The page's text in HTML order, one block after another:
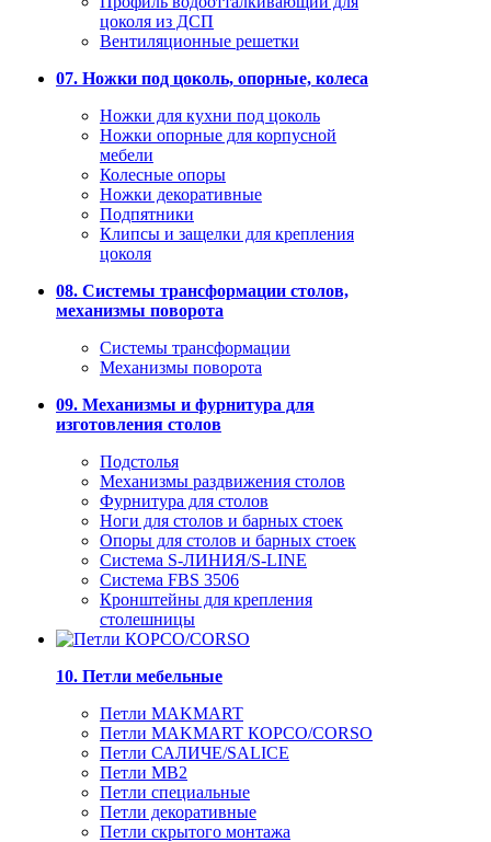
цоколя из ДСП
Вентиляционные решетки
07. Ножки под цоколь, опорные, колеса
Ножки для кухни под цоколь
Ножки опорные для корпусной
мебели
Колесные опоры
Ножки декоративные
Подпятники
Клипсы и защелки для крепления
цоколя
08. Системы трансформации столов,
механизмы поворота
Системы трансформации
Механизмы поворота
09. Механизмы и фурнитура для
изготовления столов
Подстолья
Механизмы раздвижения столов
Фурнитура для столов
Ноги для столов и барных стоек
Опоры для столов и барных стоек
Система S-ЛИНИЯ/S-LINE
Система FBS 3506
Кронштейны для крепления
столешницы
10. Петли мебельные
Петли MAKMART
Петли MAKMART КОРСО/CORSO
Петли САЛИЧЕ/SALICE
Петли MB2
Петли специальные
Петли декоративные
Петли скрытого монтажа